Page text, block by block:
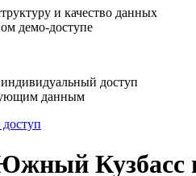
проекты для бизнеса
и качество данных
демо-доступе
доступ